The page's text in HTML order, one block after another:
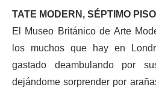
TATE MODERN, SÉPTIMO PISO
El Museo Británico de Arte
los muchos que hay en
gastado deambulando por
dejándome sorprender por